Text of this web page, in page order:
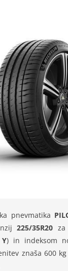
pnevmatika
225/35R20
Y) in indeksom
znaša 600